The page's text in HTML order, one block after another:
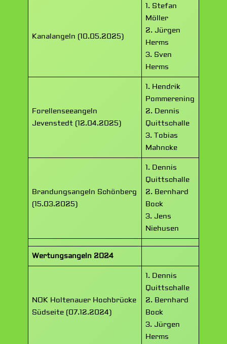
Kanalangeln (10.05.2025)
1. Stefan
Möller
2. Jürgen
Herms
3. Sven
Herms
Forellenseeangeln
Jevenstedt (12.04.2025)
1. Hendrik
Pommerening
2. Dennis
Quittschalle
3. Tobias
Mahncke
Brandungsangeln Schönberg
(15.03.2025)
1. Dennis
Quittschalle
2. Bernhard
Bock
3. Jens
Niehusen
Wertungsangeln 2024
NOK Holtenauer Hochbrücke
Südseite (07.12.2024)
1. Dennis
Quittschalle
2. Bernhard
Bock
3. Jürgen
Herms